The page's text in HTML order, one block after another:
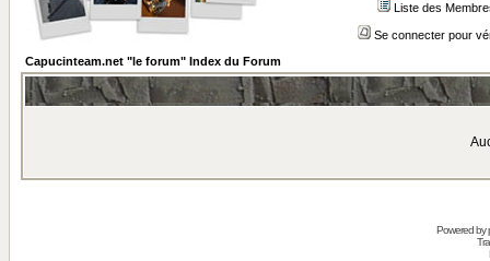
Liste des
Se connecter pour
Capucinteam.net "le forum" Index du Forum
Powered by